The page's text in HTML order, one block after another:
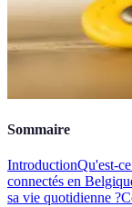
Sommaire
IntroductionQu'est-
connectés en
sa vie quotidienne ?